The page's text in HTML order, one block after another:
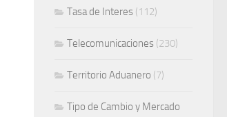
Tasa de Interes (112)
Telecomunicaciones (230)
Territorio Aduanero (7)
Tipo de Cambio y Mercado